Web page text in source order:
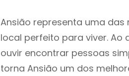
Ansião representa uma
local perfeito para viver.
ouvir encontrar pessoas
torna Ansião um dos